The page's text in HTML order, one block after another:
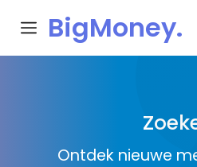
BigMoney.
Ontdek nieuwe